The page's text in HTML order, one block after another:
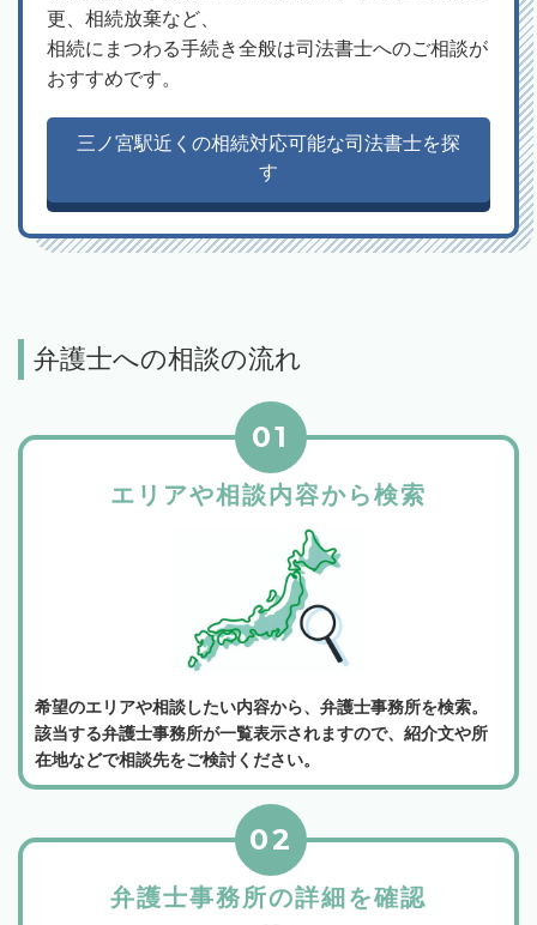
更、相続放棄など、
相続にまつわる手続き全般は司法書士へのご相談が
おすすめです。
三ノ宮駅近くの相続対応可能な司法書士を探
す
弁護士への相談の流れ
エリアや相談内容から検索
01
希望のエリアや相談したい内容から、弁護士事務所を検索。
該当する弁護士事務所が一覧表示されますので、紹介文や所
在地などで相談先をご検討ください。
弁護士事務所の詳細を確認
02